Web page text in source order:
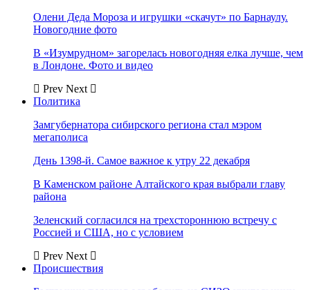
Олени Деда Мороза и игрушки «скачут» по Барнаулу.
Новогодние фото
В «Изумрудном» загорелась новогодняя елка лучше, чем
в Лондоне. Фото и видео
Prev Next
Политика
Замгубернатора сибирского региона стал мэром
мегаполиса
День 1398-й. Самое важное к утру 22 декабря
В Каменском районе Алтайского края выбрали главу
района
Зеленский согласился на трехстороннюю встречу с
Россией и США, но с условием
Prev Next
Происшествия